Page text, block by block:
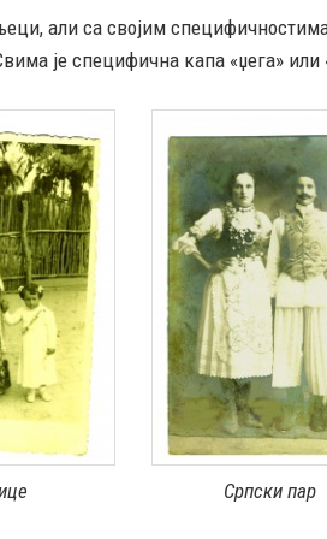
али са својим
је специфична капа «џега»
Српски пар